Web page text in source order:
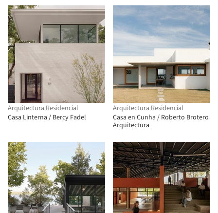
Arquitectura Residencial
Casa Linterna / Bercy Fadel
Arquitectura Residencial
Casa en Cunha / Roberto Brotero
Arquitectura